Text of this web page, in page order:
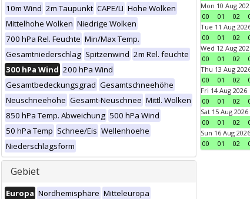
10m Wind 2m Taupunkt CAPE/LI Hohe Wolken
Mittelhohe Wolken Niedrige Wolken
700 hPa Rel. Feuchte Min/Max Temp.
Gesamtniederschlag Spitzenwind 2m Rel. feuchte
300 hPa Wind 200 hPa Wind
Gesamtbedeckungsgrad Gesamtschneehöhe
Neuschneehöhe Gesamt-Neuschnee Mittl. Wolken
850 hPa Temp. Abweichung 500 hPa Wind
50 hPa Temp Schnee/Eis Wellenhoehe
Niederschlagsform
Gebiet
Europa Nordhemisphäre Mitteleuropa
Mon 10 Aug
00
01 02
Tue 11 Aug
00
01 02
Wed 12 Aug
00
01 02
Thu 13 Aug
00
01 02
Fri 14 Aug 2026
00
01 02
Sat 15 Aug 2026
00
01 02
Sun 16 Aug 2026
00
01 02